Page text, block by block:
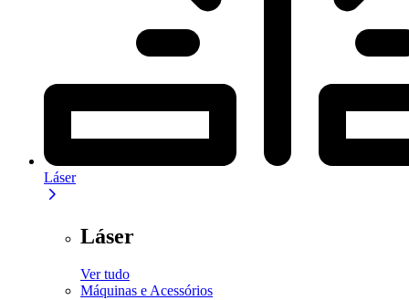
Láser
Láser
Ver tudo
Máquinas e Acessórios